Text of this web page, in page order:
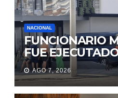
NACIONAL
FUNCIONARIO
FUE
IBA A UNA
TRABAJO EN
AGO 7, 2026